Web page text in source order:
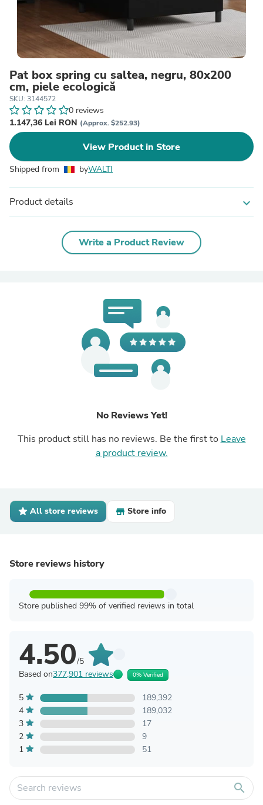
Pat box spring cu saltea, negru, 80x200
cm, piele ecologică
SKU: 3144572
0 reviews
1.147,36 Lei RON (Approx. $252.93)
View Product in Store
Shipped from byWALTI
Product details expand_more
Write a Product Review
No Reviews Yet!
This product still has no reviews. Be the first to Leave
a product review.
All store reviews Store info
Store reviews history
Store published 99% of verified reviews in total
4.50/5
Based on377,901 reviews 0% Verified
5
189,392
4
189,032
3
17
2
9
1
51
search